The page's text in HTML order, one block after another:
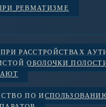
РЕВМАТИЗМЕ
РАССТРОЙСТВАХ
ОБОЛОЧКИ
ПО